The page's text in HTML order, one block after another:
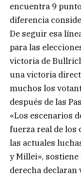
encuentra 9
diferencia
De seguir esa
para las
victoria de
una victoria
muchos los
después de las
«Los escenarios
fuerza real de los
las actuales
y Millei»,
derecha declaran